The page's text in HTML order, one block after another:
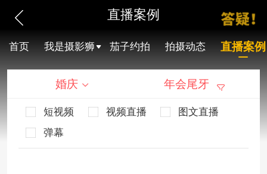
直播案例
首页 我是摄影狮 茄子约拍 拍摄动态 直播案例
婚庆 年会尾牙
短视频 视频直播
图文直播
弹幕